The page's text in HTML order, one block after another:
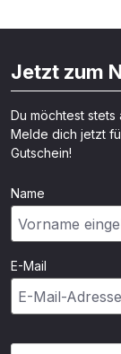
Jetzt zum
Du möchtest
Melde dich jetzt
Gutschein!
Name
E-Mail